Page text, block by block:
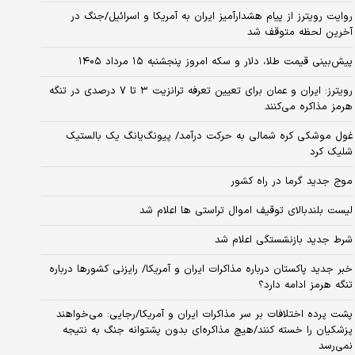
روایت رویترز از پیام هشدارآمیز ایران به آمریکا و اسرائیل/جنگ در
آخرین لحظه متوقف شد
پیش‌بینی قیمت طلا، دلار و سکه امروز پنجشنبه ۱۵ مرداد ۱۴۰۵
رویترز: ایران و عمان برای تعیین تعرفه ترانزیت ۳ تا ۷ درصدی در تنگه
هرمز مذاکره می‌کنند
غول موشکی کره شمالی به حرکت درآمد/ پیونگ‌یانگ یک بالستیک
شلیک کرد
موج جدید گرما در راه کشور
لیست بلندبالای توقیف اموال تراستی ها اعلام شد
شرط جدید بازنشستگی اعلام شد
خبر جدید پاکستان درباره مذاکرات ایران و آمریکا/ رایزنی کشورها درباره
تنگه هرمز ادامه دارد؟
پشت پرده اختلافات بر سر مذاکرات ایران و آمریکا/رجایی: می‌خواهند
پزشکیان را خسته کنند/هیچ مذاکره‌ای بدون پشتوانه جنگ به نتیجه
نمی‌رسد